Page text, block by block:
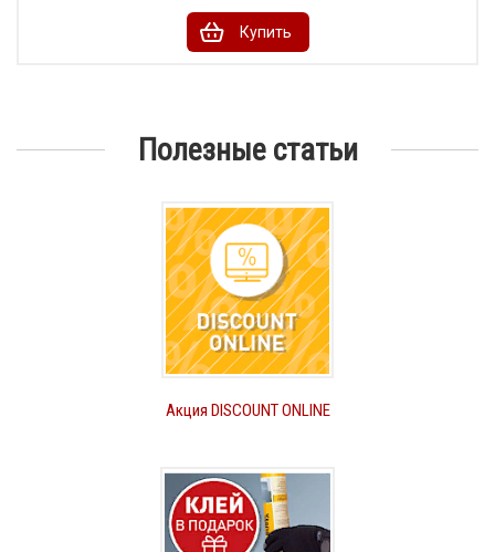
Купить
Полезные статьи
Акция DISCOUNT ONLINE